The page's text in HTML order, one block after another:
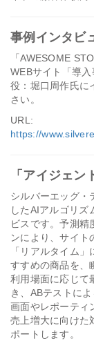
事例インタビ
「AWESOME
WEBサイト「導
役：堀口周作氏に
さい。
URL:
https://
「アイジェ
シルバーエッグ・
したAIアルゴリズ
ビスです。予測精
ンにより、サイト
「リアルタイム
すすめの商品を、
利用場面に応じて
き、ABテストに
画面やレポーティ
売上増大に向けた
ポートします。